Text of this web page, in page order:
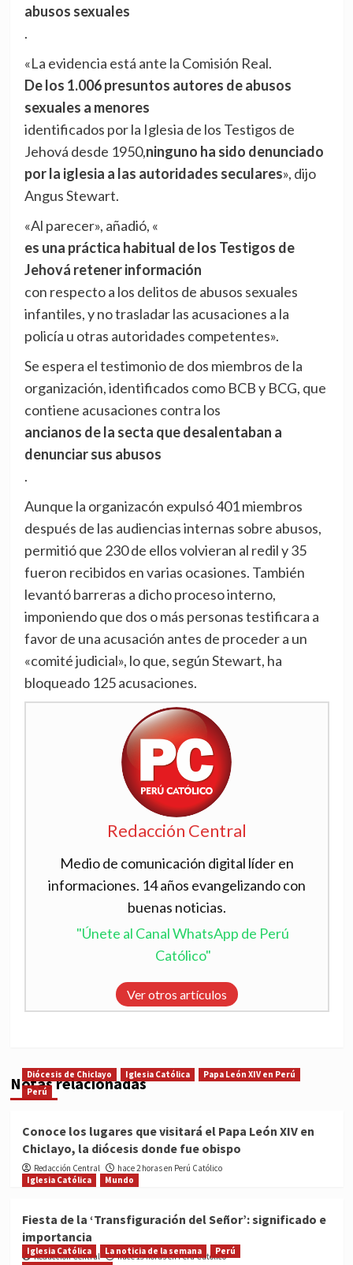
abusos sexuales
.
«La evidencia está ante la Comisión Real.
De los 1.006 presuntos autores de abusos
sexuales a menores
identificados por la Iglesia de los Testigos de
Jehová desde 1950,ninguno ha sido denunciado
por la iglesia a las autoridades seculares», dijo
Angus Stewart.
«Al parecer», añadió, «
es una práctica habitual de los Testigos de
Jehová retener información
con respecto a los delitos de abusos sexuales
infantiles, y no trasladar las acusaciones a la
policía u otras autoridades competentes».
Se espera el testimonio de dos miembros de la
organización, identificados como BCB y BCG, que
contiene acusaciones contra los
ancianos de la secta que desalentaban a
denunciar sus abusos
.
Aunque la organizacón expulsó 401 miembros
después de las audiencias internas sobre abusos,
permitió que 230 de ellos volvieran al redil y 35
fueron recibidos en varias ocasiones. También
levantó barreras a dicho proceso interno,
imponiendo que dos o más personas testificara a
favor de una acusación antes de proceder a un
«comité judicial», lo que, según Stewart, ha
bloqueado 125 acusaciones.
Redacción Central
Medio de comunicación digital líder en
informaciones. 14 años evangelizando con
buenas noticias.
"Únete al Canal WhatsApp de Perú
Católico"
Ver otros artículos
Notas relacionadas
Diócesis de Chiclayo Iglesia Católica
Papa León XIV en Perú
Perú
Conoce los lugares que visitará el Papa León XIV en
Chiclayo, la diócesis donde fue obispo
Redacción Central
hace 2 horas en Perú Católico
Iglesia Católica
Mundo
Fiesta de la ‘Transfiguración del Señor’: significado e
importancia
Redacción Central hace 19 horas en Perú Católico
Iglesia Católica La noticia de la semana
Perú